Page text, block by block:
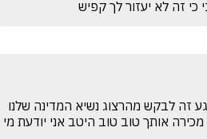
כי זה לא יעזור לך קפיש